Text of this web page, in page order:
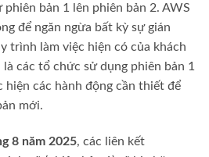
bản 1 lên phiên bản 2. AWS
để ngăn ngừa bất kỳ sự gián
trình làm việc hiện có của khách
các tổ chức sử dụng phiên bản 1
hiện các hành động cần thiết để
mới.
8 năm 2025, các liên kết